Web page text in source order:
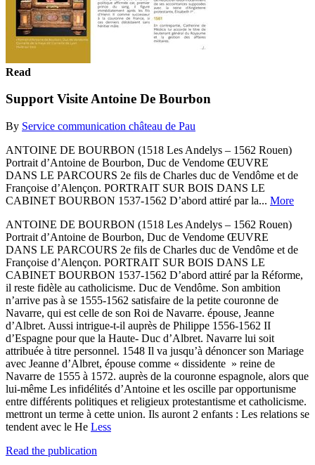
Read
Support Visite Antoine De Bourbon
By Service communication château de Pau
ANTOINE DE BOURBON (1518 Les Andelys – 1562 Rouen)
Portrait d’Antoine de Bourbon, Duc de Vendome ŒUVRE
DANS LE PARCOURS 2e fils de Charles duc de Vendôme et de
Françoise d’Alençon. PORTRAIT SUR BOIS DANS LE
CABINET BOURBON 1537-1562 D’abord attiré par la... More
ANTOINE DE BOURBON (1518 Les Andelys – 1562 Rouen)
Portrait d’Antoine de Bourbon, Duc de Vendome ŒUVRE
DANS LE PARCOURS 2e fils de Charles duc de Vendôme et de
Françoise d’Alençon. PORTRAIT SUR BOIS DANS LE
CABINET BOURBON 1537-1562 D’abord attiré par la Réforme,
il reste fidèle au catholicisme. Duc de Vendôme. Son ambition
n’arrive pas à se 1555-1562 satisfaire de la petite couronne de
Navarre, qui est celle de son Roi de Navarre. épouse, Jeanne
d’Albret. Aussi intrigue-t-il auprès de Philippe 1556-1562 II
d’Espagne pour que la Haute- Duc d’Albret. Navarre lui soit
attribuée à titre personnel. 1548 Il va jusqu’à dénoncer son Mariage
avec Jeanne d’Albret, épouse comme « dissidente » reine de
Navarre de 1555 à 1572. auprès de la couronne espagnole, alors que
lui-même Les infidélités d’Antoine et les oscille par opportunisme
entre différents politiques et religieux protestantisme et catholicisme.
mettront un terme à cette union. Ils auront 2 enfants : Les relations se
tendent avec le He Less
Read the publication